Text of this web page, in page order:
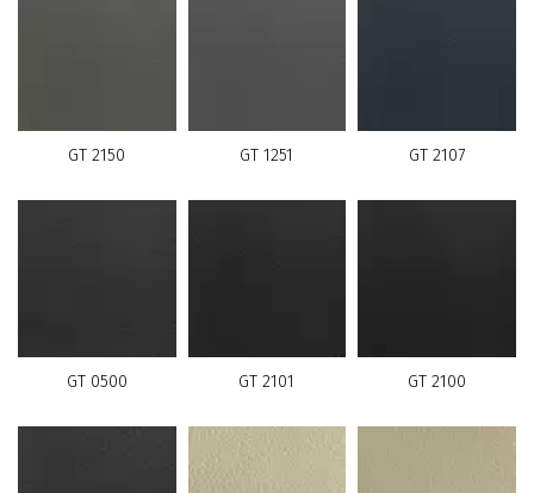
GT 2150 GT 1251 GT 2107
GT 0500 GT 2101 GT 2100